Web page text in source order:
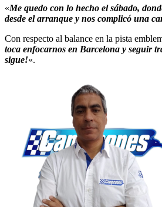
«Me quedo con lo hecho el sábado,
desde el arranque y nos complicó una
Con respecto al balance en la pista
toca enfocarnos en Barcelona y seguir
sigue!«.